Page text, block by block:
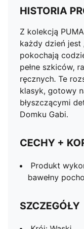
HISTORIA
Z kolekcją
każdy dzień jest
pokochają
pełne szkiców,
ręcznych. Te
klasyk, gotowy
błyszczącymi
Domku Gabi.
CECHY +
Produkt
bawełny
SZCZEGÓŁY